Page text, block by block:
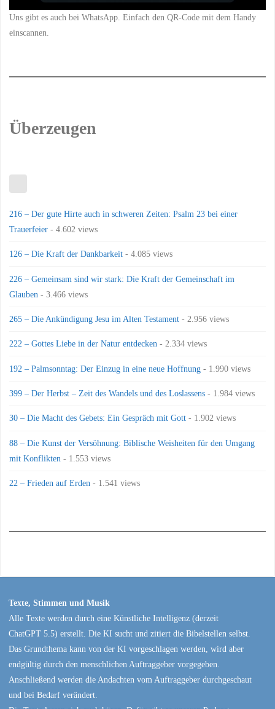
Uns gibt es auch bei WhatsApp. Einfach den QR-Code mit dem Handy
einscannen.
Überzeugen
216 – Der gute Hirte auch in schweren Zeiten: Psalm 23 bei einer
Trauerfeier - 4.602 views
126 – Die Kraft der Dankbarkeit - 4.085 views
226 – Gemeinsam sind wir stark: Die Kraft der Gemeinschaft im
Glauben - 3.466 views
265 – Die Ankündigung Jesu im Alten Testament - 2.956 views
222 – Gottes Liebe in der Natur entdecken - 2.334 views
192 – Palmsonntag: Der Einzug in eine neue Hoffnung - 1.990 views
399 – Der Herbst – Zeit des Wandels und des Loslassens - 1.984 views
30 – Die Macht des Gebets: Ein Gespräch mit Gott - 1.902 views
88 – Die Kunst der Versöhnung: Biblische Weisheiten für den Umgang
mit Konflikten - 1.553 views
22 – Frieden auf Erden - 1.541 views
Texte, Stimmen und Musik
Alle Texte werden durch eine Künstliche Intelligenz (derzeit
ChatGPT 5.5) erstellt. Die KI sucht und zitiert die Bibelstellen selbst.
Das Grundthema kann von der KI vorgeschlagen werden, wird aber
endgültig durch den menschlichen Auftraggeber vorgegeben.
Anschließend werden die Andachten vom Auftraggeber durchgeschaut
und bei Bedarf verändert.